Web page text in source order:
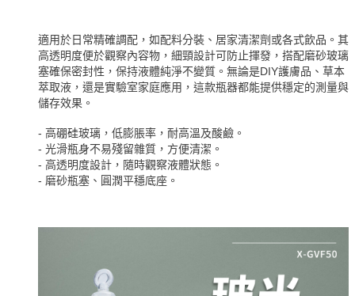
適用於日常精確調配，如配料分裝、居家清潔劑或各式飲品。其
高透明度便於觀察內容物，細頸設計可防止揮發，搭配磨砂玻璃
塞確保密封性，保持液體純淨不變質。無論是DIY護膚品、草本
萃取液，還是實驗室家庭應用，這款瓶器都能提供穩定的測量與
儲存效果。
- 高硼硅玻璃，低膨脹率，耐高溫及酸鹼。
- 光滑瓶身不易殘留雜質，方便清潔。
- 高透明度設計，隨時觀察液體狀態。
- 磨砂瓶塞、圓潤平穩底座。